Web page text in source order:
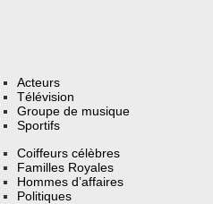
Acteurs
Télévision
Groupe de musique
Sportifs
Coiffeurs célèbres
Familles Royales
Hommes d’affaires
Politiques